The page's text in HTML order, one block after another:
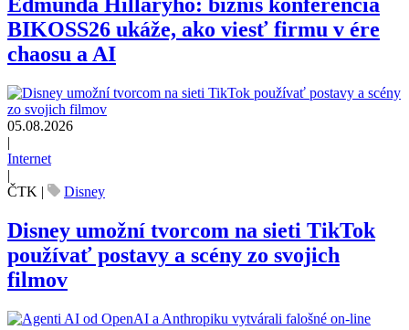
BIKOSS26 ukáže, ako viesť firmu v ére
chaosu a AI
05.08.2026
|
Internet
|
ČTK | Disney
Disney umožní tvorcom na sieti TikTok
používať postavy a scény zo svojich
filmov